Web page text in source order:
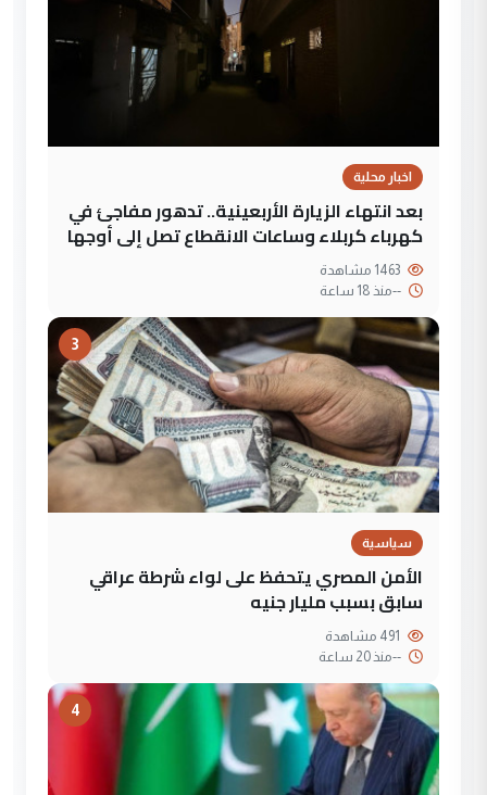
اخبار محلية
بعد انتهاء الزيارة الأربعينية.. تدهور مفاجئ في
كهرباء كربلاء وساعات الانقطاع تصل إلى أوجها
--منذ 18 ساعة
3
سياسية
الأمن المصري يتحفظ على لواء شرطة عراقي
سابق بسبب مليار جنيه
--منذ 20 ساعة
4